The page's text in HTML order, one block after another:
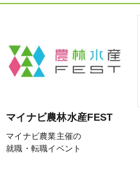
マイナビ農林水産FEST
マイナビ農業主催の
就職・転職イベント